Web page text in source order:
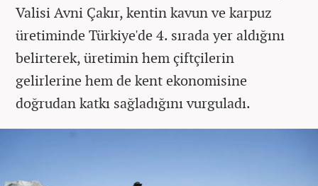
Valisi Avni Çakır, kentin kavun ve karpuz
üretiminde Türkiye'de 4. sırada yer aldığını
belirterek, üretimin hem çiftçilerin
gelirlerine hem de kent ekonomisine
doğrudan katkı sağladığını vurguladı.